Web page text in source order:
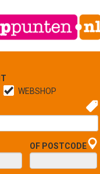
WEBSHOP
OF POSTCODE